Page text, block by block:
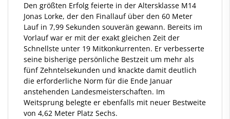
Den größten Erfolg feierte in der Altersklasse M14
Jonas Lorke, der den Finallauf über den 60 Meter
Lauf in 7,99 Sekunden souverän gewann. Bereits im
Vorlauf war er mit der exakt gleichen Zeit der
Schnellste unter 19 Mitkonkurrenten. Er verbesserte
seine bisherige persönliche Bestzeit um mehr als
fünf Zehntelsekunden und knackte damit deutlich
die erforderliche Norm für die Ende Januar
anstehenden Landesmeisterschaften. Im
Weitsprung belegte er ebenfalls mit neuer Bestweite
von 4,62 Meter Platz Sechs.